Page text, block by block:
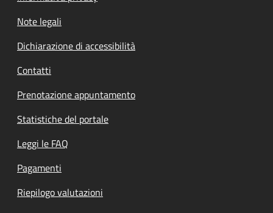
Note legali
Dichiarazione di accessibilità
Contatti
Prenotazione appuntamento
Statistiche del portale
Leggi le FAQ
Pagamenti
Riepilogo valutazioni